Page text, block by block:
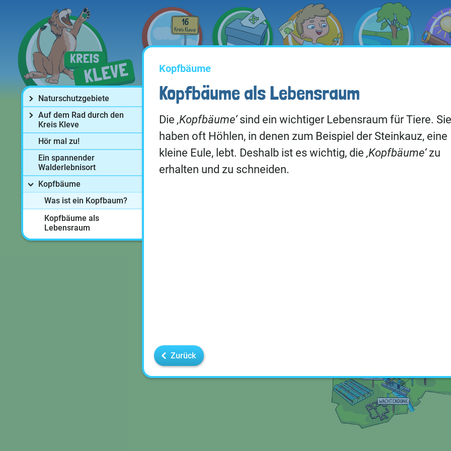
Kopfbäume
Kopfbäume als Lebensraum
Die ‚Kopfbäume‘sind ein wichtiger Lebensraum für Tiere. Sie
haben oft Höhlen, in denen zum Beispiel der Steinkauz, eine
kleine Eule, lebt. Deshalb ist es wichtig, die ‚Kopfbäume‘zu
erhalten und zu schneiden.
Zurück
Naturschutzgebiete
Auf dem Rad durch den
Kreis Kleve
Hör mal zu!
Ein spannender
Walderlebnisort
Kopfbäume
Was ist ein Kopfbaum?
Kopfbäume als
Lebensraum